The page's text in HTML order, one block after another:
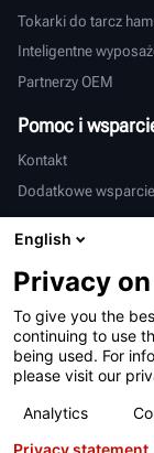
Tokarki do tarcz
Inteligentne
Partnerzy OEM
Pomoc i
Kontakt
Dodatkowe wsparcie
Międzynarodowy
Sprzedaż i serwis
English
Privacy
To give you the
continuing to use
being used. For
please visit our
Analytics
Privacy statement